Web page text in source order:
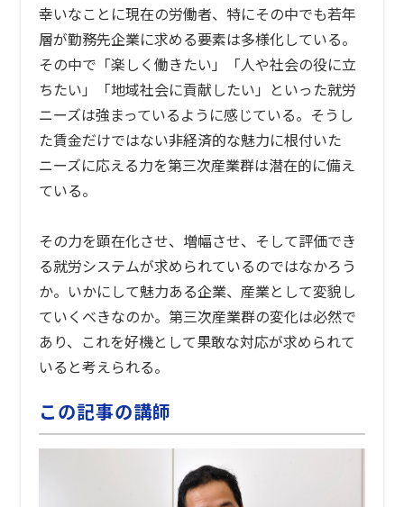
幸いなことに現在の労働者、特にその中でも若年
層が勤務先企業に求める要素は多様化している。
その中で「楽しく働きたい」「人や社会の役に立
ちたい」「地域社会に貢献したい」といった就労
ニーズは強まっているように感じている。そうし
た賃金だけではない非経済的な魅力に根付いた
ニーズに応える力を第三次産業群は潜在的に備え
ている。
その力を顕在化させ、増幅させ、そして評価でき
る就労システムが求められているのではなかろう
か。いかにして魅力ある企業、産業として変貌し
ていくべきなのか。第三次産業群の変化は必然で
あり、これを好機として果敢な対応が求められて
いると考えられる。
この記事の講師